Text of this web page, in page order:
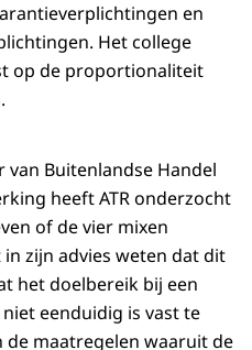
en
Het college
op de proportionaliteit
van Buitenlandse Handel
heeft ATR onderzocht
of de vier mixen
zijn advies weten dat dit
het doelbereik bij een
eenduidig is vast te
maatregelen waaruit de